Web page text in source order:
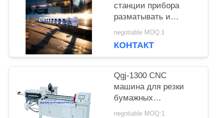
станции прибора
разматывать и
перематывать
HBRY-W нон-стоп
прокатывая
negotiable MOQ:1
КОНТАКТ
Qgj-1300 CNC
машина для резки
бумажных
пластиковых труб
negotiable MOQ:1